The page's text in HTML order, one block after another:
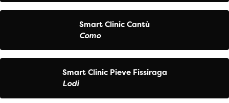
Smart Clinic Cantù
Como
Smart Clinic Pieve Fissiraga
Lodi